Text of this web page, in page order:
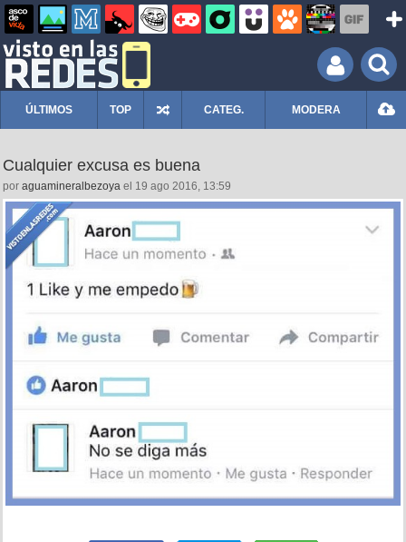
ÚLTIMOS TOP CATEG. MODERA
Cualquier excusa es buena
por aguamineralbezoya el 19 ago 2016, 13:59